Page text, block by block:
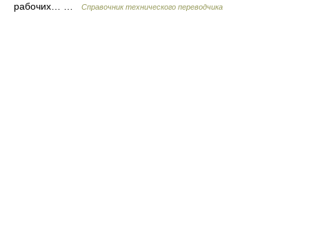
рабочих… …
Справочник технического переводчика